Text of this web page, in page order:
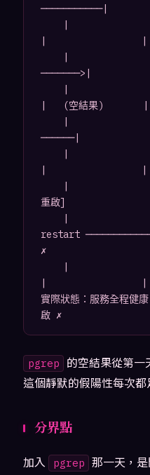
───────────|
───────>|
|   (空結果)       |
──────|
重啟]
restart
✗
實際狀態：服務全程
啟 ✗
pgrep
的空結果從第一
這個靜默的假陽性每次
分界點
加入 pgrep 那一天，